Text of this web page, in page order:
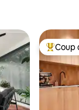
appréciés Coups
Coup